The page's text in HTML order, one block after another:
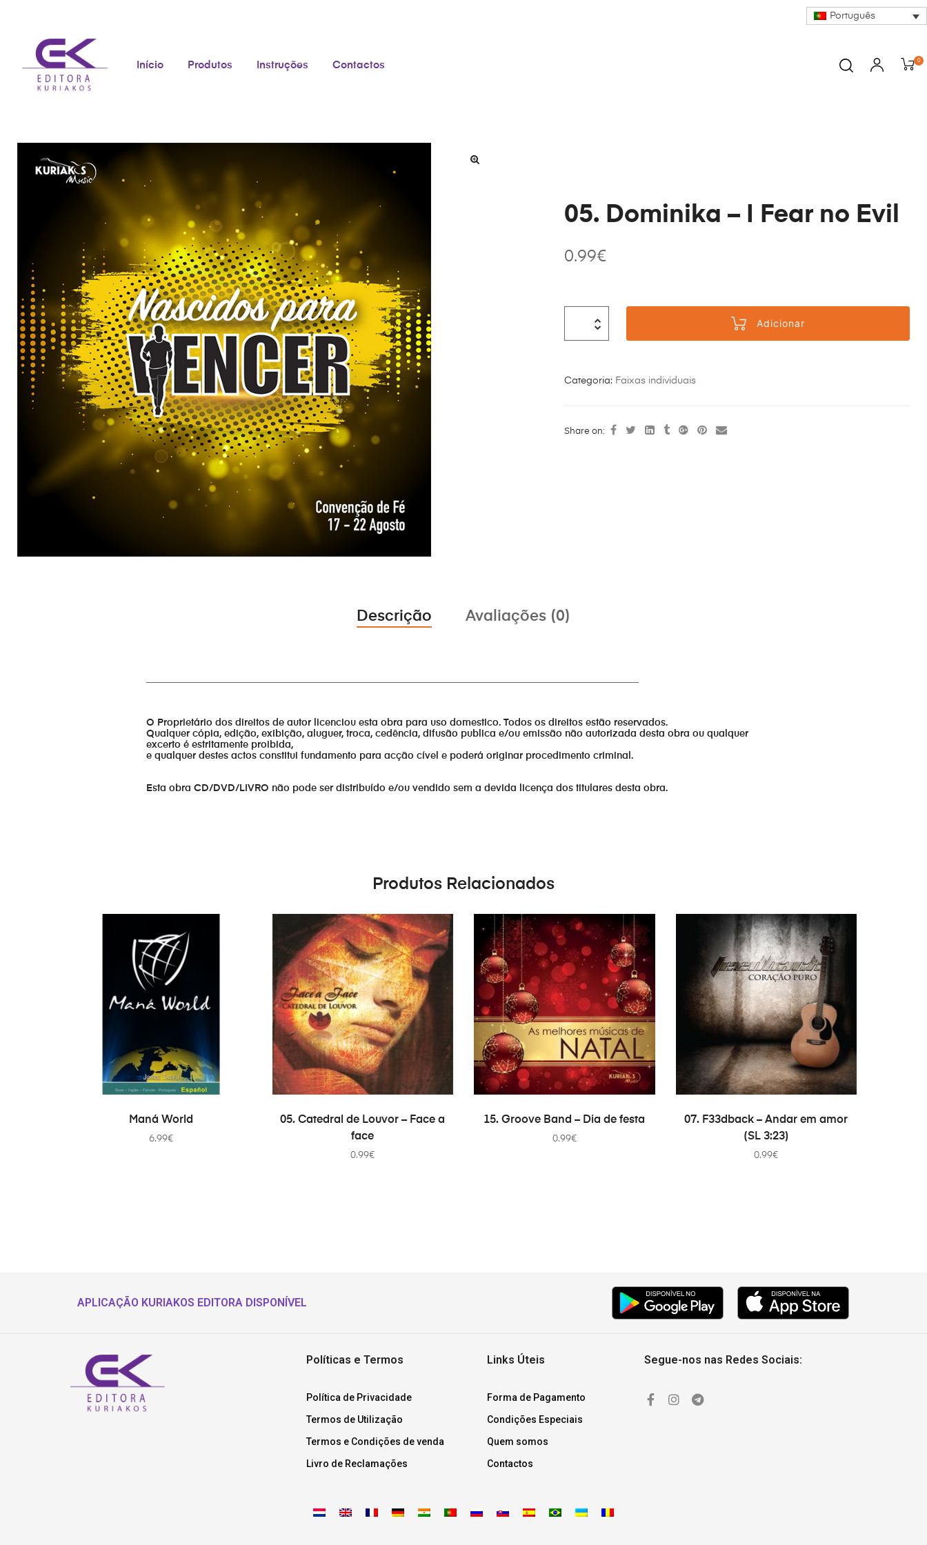
Português
Início Produtos Instruções Contactos 0
05. Dominika – I Fear no Evil
0.99€
Adicionar
Categoria: Faixas individuais
Share on:
Descrição Avaliações (0)
O Proprietário dos direitos de autor licenciou esta obra para uso domestico. Todos os direitos estão reservados.
Qualquer cópia, edição, exibição, aluguer, troca, cedência, difusão publica e/ou emissão não autorizada desta obra ou qualquer
excerto é estritamente proibida,
e qualquer destes actos constitui fundamento para acção cível e poderá originar procedimento criminal.
Esta obra CD/DVD/LIVRO não pode ser distribuído e/ou vendido sem a devida licença dos titulares desta obra.
Produtos Relacionados
ADICIONAR
Maná World
6.99€
ADICIONAR
05. Catedral de Louvor – Face a
face
0.99€
ADICIONAR
15. Groove Band – Dia de festa
0.99€
ADICIONAR
07. F33dback – Andar em amor
(SL 3:23)
0.99€
APLICAÇÃO KURIAKOS EDITORA DISPONÍVEL
Políticas e Termos
Política de Privacidade
Termos de Utilização
Termos e Condições de venda
Livro de Reclamações
Links Úteis
Forma de Pagamento
Condições Especiais
Quem somos
Contactos
Segue-nos nas Redes Sociais: